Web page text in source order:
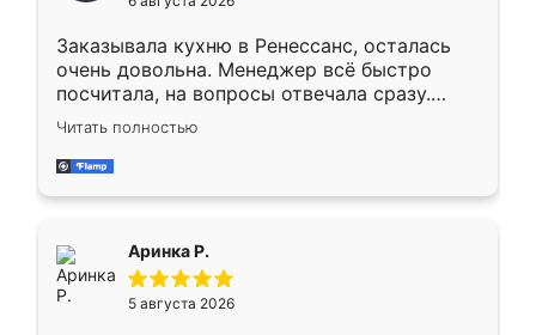
мебели буду заказывать только здесь.
Заказывала кухню в Ренессанс, осталась
очень довольна. Менеджер всё быстро
посчитала, на вопросы отвечала сразу.
Замерщик приехал в субботу, подошёл к
делу со всей ответственностью. Собрали
за день, ребята работали аккуратно, даже
Читать полностью
Аринка Р.
5 августа 2026